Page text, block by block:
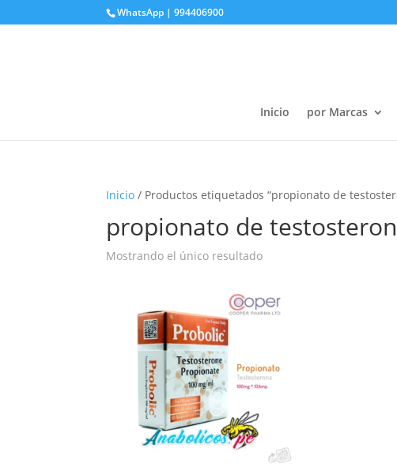
WhatsApp | 994406900
Inicio por Marcas
Inicio / Productos etiquetados “propionato de
propionato de
Mostrando el único resultado